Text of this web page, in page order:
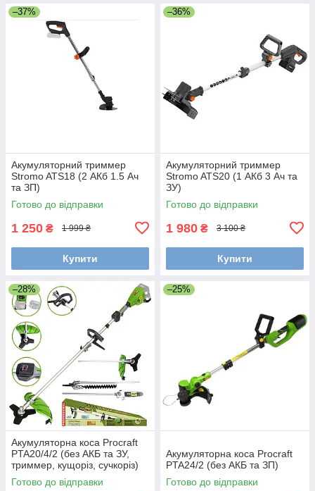
–37%
Акумуляторний триммер
Stromo ATS18 (2 АКб 1.5 Ач
та ЗП)
Готово до відправки
1 250 ₴ 1 999 ₴
Купити
–36%
Акумуляторний триммер
Stromo ATS20 (1 АКб 3 Ач та
ЗУ)
Готово до відправки
1 980 ₴ 3 100 ₴
Купити
–28%
Акумуляторна коса Procraft
PTA20/4/2 (без АКБ та ЗУ,
триммер, кущоріз, сучкоріз)
Готово до відправки
–25%
Акумуляторна коса Procraft
PTA24/2 (без АКБ та ЗП)
Готово до відправки